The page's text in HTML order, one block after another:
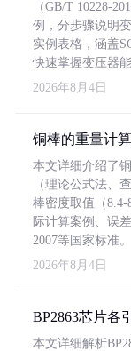
（GB/T 10228-
例，分步骤说明
实例表格，涵盖
快速掌握变压器
2026年8月4日
铜棒的重量计
本文详细介绍了
（理论公式法、
棒密度取值（8.4-
际计算案例、误
2007等国家标准。
2026年8月4日
BP2863芯片各
本文详细解析